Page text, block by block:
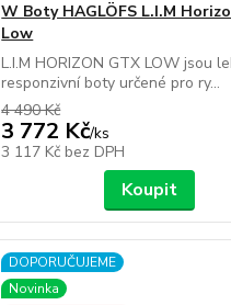
W Boty HAGLÖFS L.I.M
Low
L.I.M HORIZON GTX LOW jsou
responzivní boty určené pro ry...
4 490 Kč
3 772 Kč/ks
3 117 Kč bez DPH
Koupit
DOPORUČUJEME
Novinka